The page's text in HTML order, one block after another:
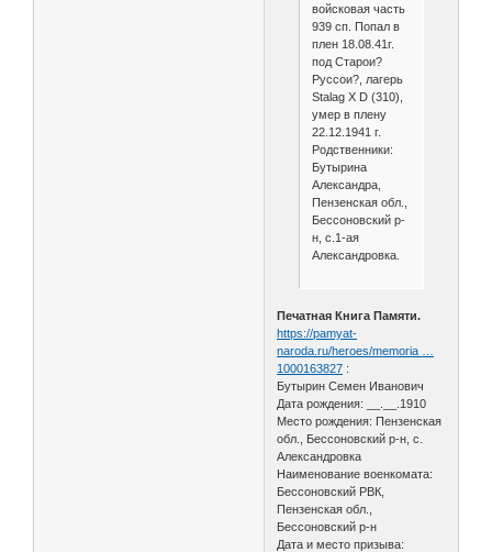
войсковая часть
939 сп. Попал в
плен 18.08.41г.
под Старои?
Руссои?, лагерь
Stalag X D (310),
умер в плену
22.12.1941 г.
Родственники:
Бутырина
Александра,
Пензенская обл.,
Бессоновский р-
н, с.1-ая
Александровка.
Печатная Книга Памяти.
https://pamyat-
naroda.ru/heroes/memoria …
1000163827 :
Бутырин Семен Иванович
Дата рождения: __.__.1910
Место рождения: Пензенская
обл., Бессоновский р-н, с.
Александровка
Наименование военкомата:
Бессоновский РВК,
Пензенская обл.,
Бессоновский р-н
Дата и место призыва: